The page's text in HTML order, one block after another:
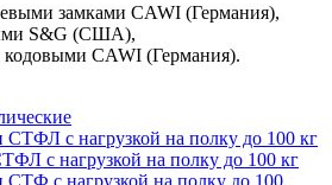
замками CAWI (Германия),
S&G (США),
кодовыми CAWI (Германия).
с нагрузкой на полку до 100 кг